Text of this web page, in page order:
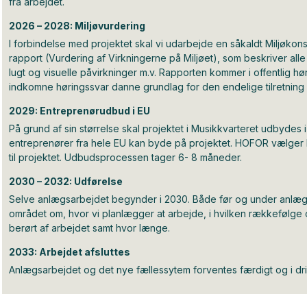
2026 – 2028: Miljøvurdering
I forbindelse med projektet skal vi udarbejde en såkaldt
rapport (Vurdering af Virkningerne på Miljøet), som beskriver
lugt og visuelle påvirkninger m.v. Rapporten kommer i offentlig
indkomne høringssvar danne grundlag for den endelige
2029: Entreprenørudbud i EU
På grund af sin størrelse skal projektet i Musikkvarteret udbydes
entreprenører fra hele EU kan byde på projektet. HOFOR
til projektet. Udbudsprocessen tager 6- 8 måneder.
2030 – 2032: Udførelse
Selve anlægsarbejdet begynder i 2030. Både før og under
området om, hvor vi planlægger at arbejde, i hvilken
berørt af arbejdet samt hvor længe.
2033: Arbejdet afsluttes
Anlægsarbejdet og det nye fællessytem forventes færdigt og i